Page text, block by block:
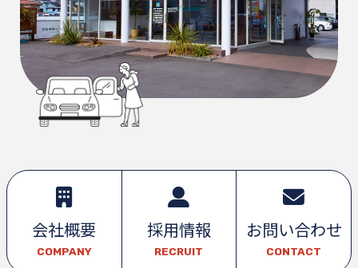
会社概要
COMPANY
採用情報
RECRUIT
お問い合わせ
CONTACT